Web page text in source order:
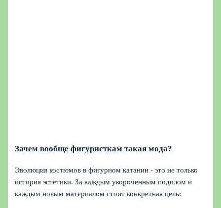
Зачем вообще фигуристкам такая мода?
Эволюция костюмов в фигурном катании - это не только
история эстетики. За каждым укороченным подолом и
каждым новым материалом стоит конкретная цель: